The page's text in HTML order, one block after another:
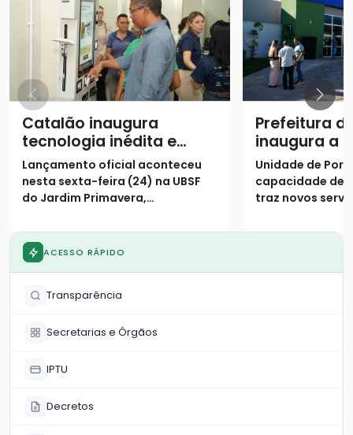
Catalão inaugura
tecnologia inédita e
assume posição de
destaque na saúde
digital no SUS
Lançamento oficial aconteceu
nesta sexta-feira (24) na UBSF
do Jardim Primavera,
o primeiro do país a receber o
projeto de triagem digital
Prefeitura
inaugura a
Unidade
Saúde da
Fayad
Unidade de
capacidade de
traz novos
Primavera e
ACESSO RÁPIDO
Transparência
Secretarias e Órgãos
IPTU
Decretos